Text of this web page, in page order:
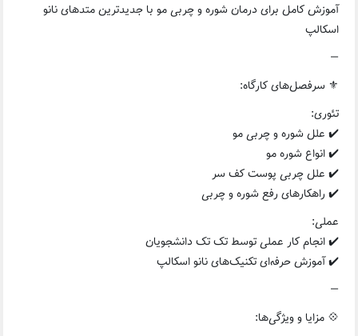
آموزش کامل برای درمان شوره و چربی مو با جدیدترین متدهای نانو
اسکالپ
—
⚜️ سرفصل‌های کارگاه:
تئوری:
✔️ علل شوره و چربی مو
✔️ انواع شوره مو
✔️ علل چربی پوست کف سر
✔️ راهکارهای رفع شوره و چربی
عملی:
✔️ انجام کار عملی توسط تک تک دانشجویان
✔️ آموزش حرفه‌ای تکنیک‌های نانو اسکالپ
—
💠 مزایا و ویژگی‌ها: